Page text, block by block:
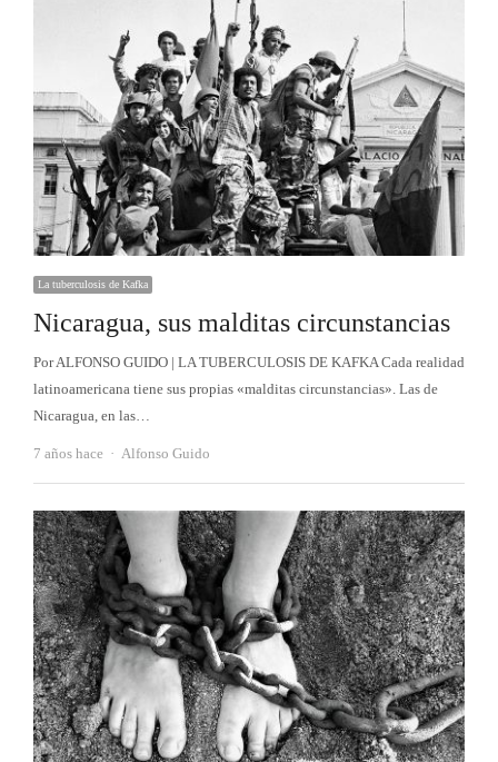
La tuberculosis de Kafka
Nicaragua, sus malditas circunstancias
Por ALFONSO GUIDO | LA TUBERCULOSIS DE KAFKA Cada realidad
latinoamericana tiene sus propias «malditas circunstancias». Las de
Nicaragua, en las…
7 años hace Autor
Alfonso Guido